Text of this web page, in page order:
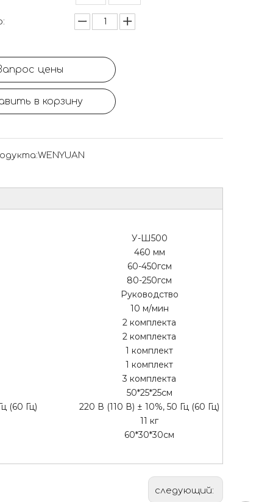
цены
в корзину
WENYUAN
У-Ш500
460 мм
60-450гсм
80-250гсм
Руководство
10 м/мин
2 комплекта
2 комплекта
1 комплект
1 комплект
3 комплекта
50*25*25см
(60 Гц)
220 В (110 В) ± 10%, 50 Гц (60 Гц)
11 кг
60*30*30см
следующий: